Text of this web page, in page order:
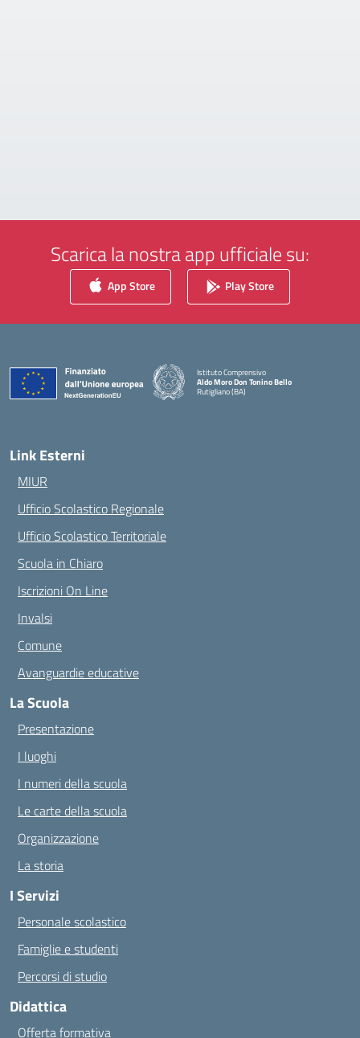
Scarica la nostra app ufficiale su:
App Store Play Store
Istituto Comprensivo
Aldo Moro Don Tonino Bello
Rutigliano (BA)
— Visita la pagina iniziale della scuola
Link Esterni
MIUR
Ufficio Scolastico Regionale
Ufficio Scolastico Territoriale
Scuola in Chiaro
Iscrizioni On Line
Invalsi
Comune
Avanguardie educative
La Scuola
Presentazione
I luoghi
I numeri della scuola
Le carte della scuola
Organizzazione
La storia
I Servizi
Personale scolastico
Famiglie e studenti
Percorsi di studio
Didattica
Offerta formativa